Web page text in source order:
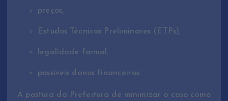
preços,
Estudos Técnicos Preliminares (ETPs),
legalidade formal,
possíveis danos financeiros.
A postura da Prefeitura de minimizar o caso como